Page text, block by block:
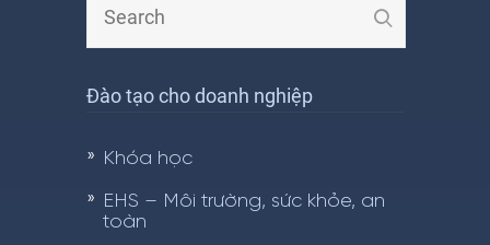
Đào tạo cho doanh nghiệp
Khóa học
EHS – Môi trường, sức khỏe, an
toàn